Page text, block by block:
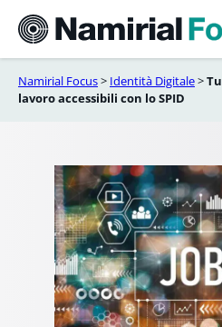
contenuto
Namirial Focus> Identità Digitale>
lavoro accessibili con lo SPID